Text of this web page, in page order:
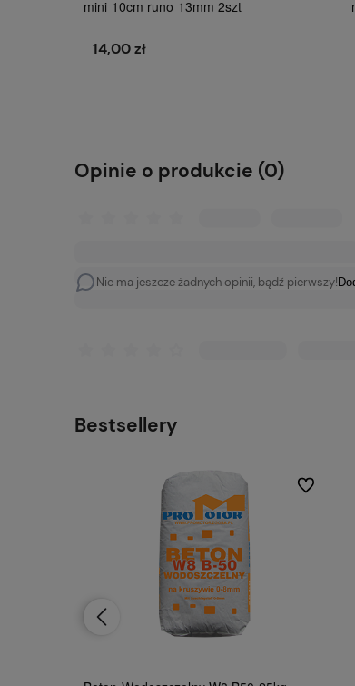
mini 10cm runo 13mm 2szt
14,00 zł
Opinie o produkcie (0)
Nie ma jeszcze żadnych opinii, bądź pierwszy!
Bestsellery
Do